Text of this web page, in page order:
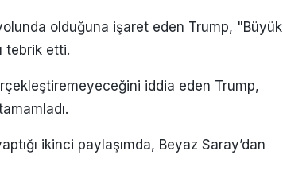
olduğuna işaret eden Trump, "Büyük
tebrik etti.
iddia eden Trump,
ikinci paylaşımda, Beyaz Saray’dan